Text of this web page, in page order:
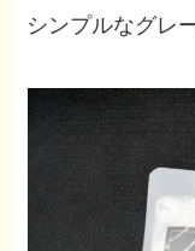
シンプルなグレ